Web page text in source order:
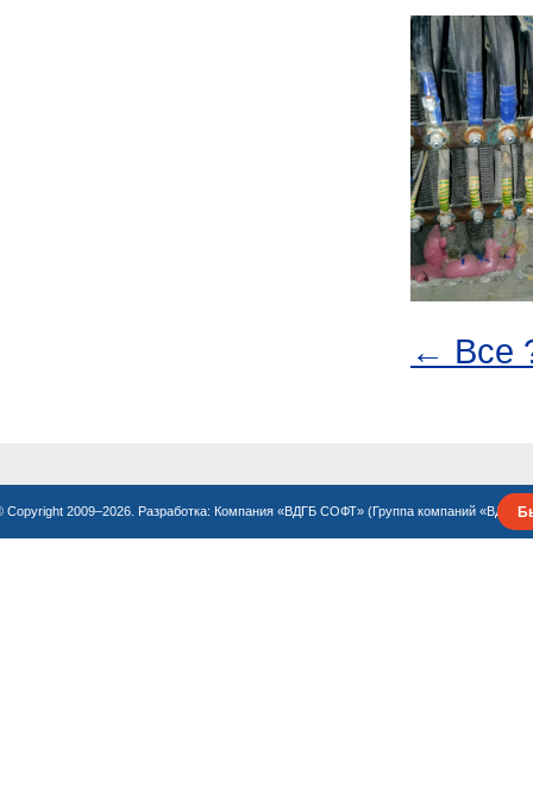
← Все
Copyright 2009–2026. Разработка: Компания «ВДГБ СОФТ» (Группа компаний «ВДГБ»)